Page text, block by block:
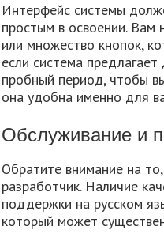
Интерфейс системы
простым в освоении. Вам
или множество кнопок,
если система
пробный период, чтобы
она удобна именно для
Обслуживание и
Обратите внимание на
разработчик. Наличие
поддержки на русском
который может